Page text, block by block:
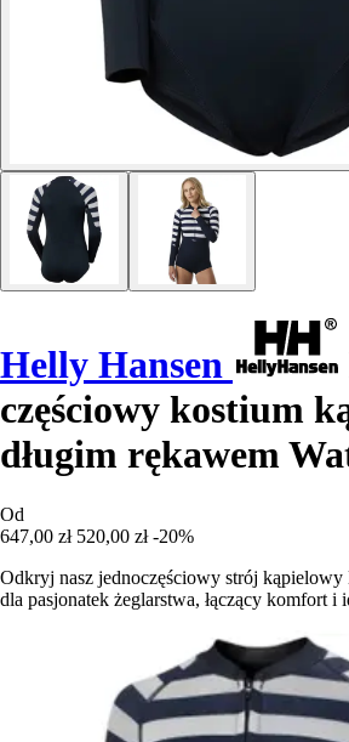
Helly Hansen
częściowy kostium
długim rękawem
Od
647,00 zł 520,00 zł -20%
Odkryj nasz jednoczęściowy strój
dla pasjonatek żeglarstwa, łączący komfort i